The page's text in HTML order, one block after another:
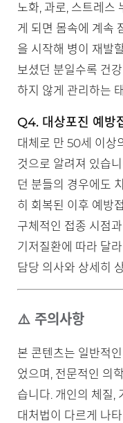
노화, 과로, 스트레스
게 되면 몸속에 계속
을 시작해 병이 재발
보셨던 분일수록 건
하지 않게 관리하는
Q4. 대상포진 예방
대체로 만 50세 이상
것으로 알려져 있습
던 분들의 경우에도
히 회복된 이후 예방
구체적인 접종 시점
기저질환에 따라 달
담당 의사와 상세히
⚠️ 주의사항
본 콘텐츠는 일반적
었으며, 전문적인 의
습니다. 개인의 체질,
대처법이 다르게 나